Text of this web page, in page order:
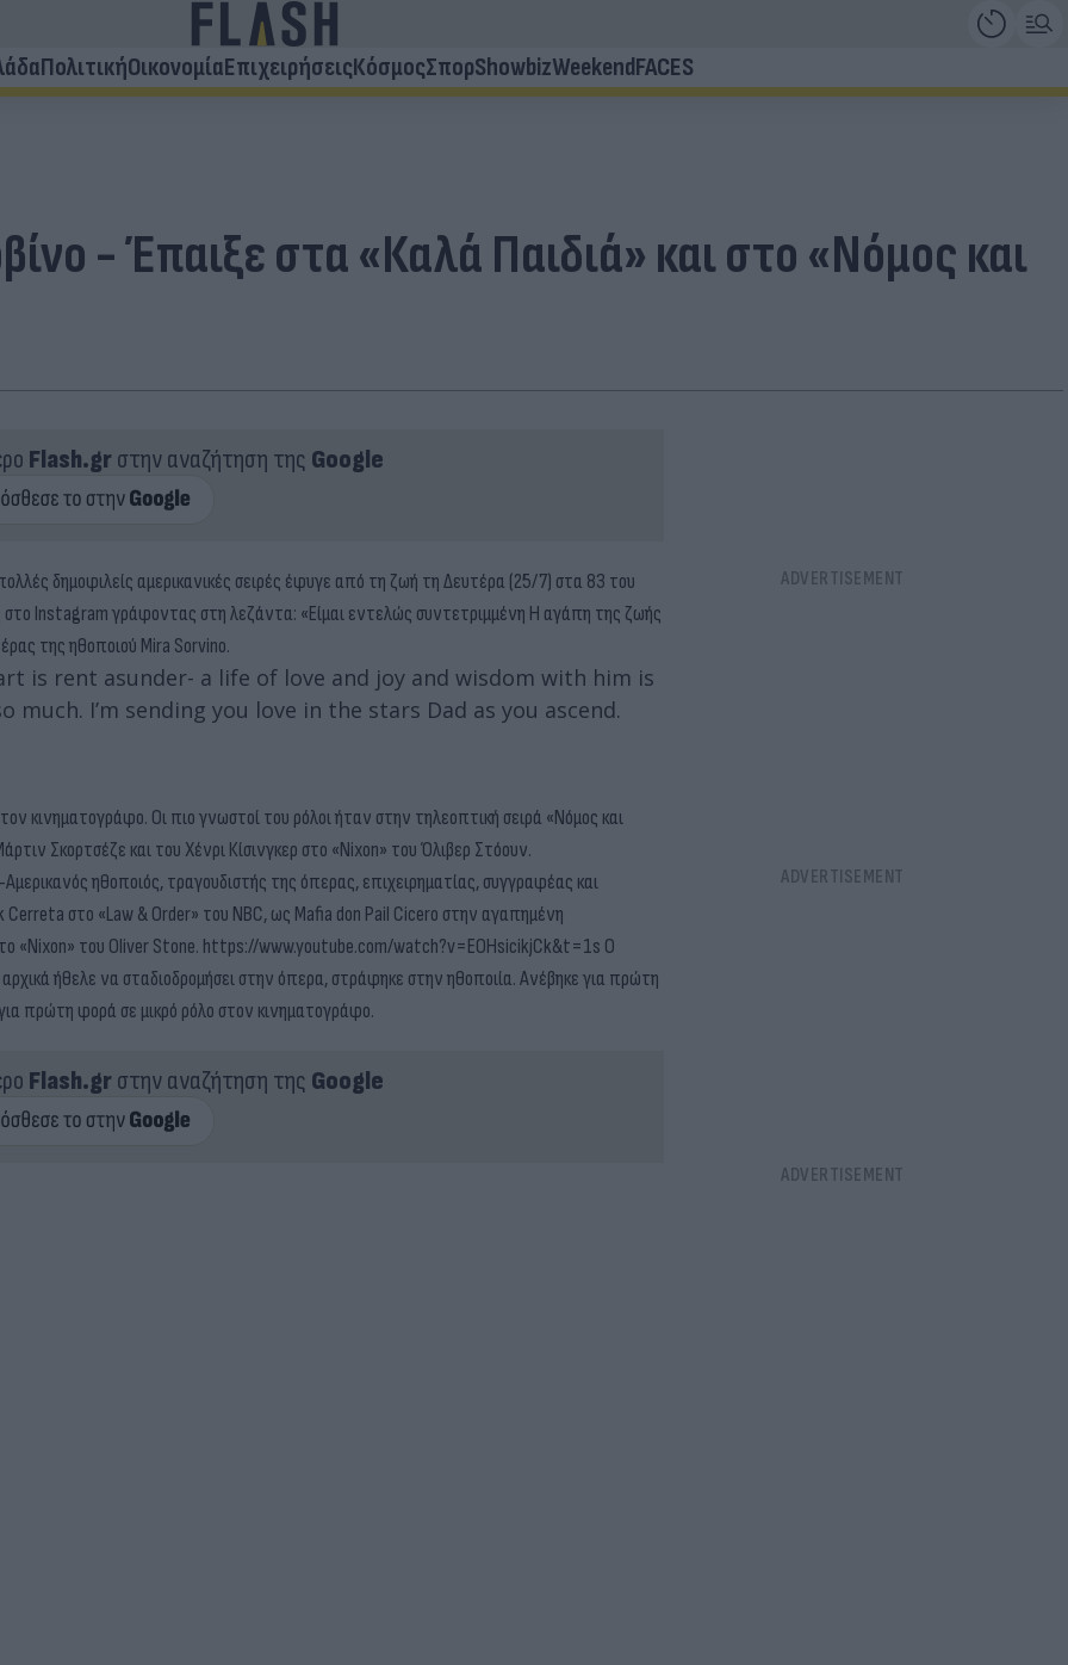
ΠολιτικήΟικονομίαΕπιχειρήσειςΚόσμοςΣπορShowbizWeekendFACES
- Έπαιξε στα «Καλά Παιδιά» και στο «Νόμος και
Flash.grστην αναζήτηση της Google
δημοφιλείς αμερικανικές σειρές έφυγε από τη ζωή τη Δευτέρα (25/7) στα 83 του
Instagram γράφοντας στη λεζάντα: «Είμαι εντελώς συντετριμμένη Η αγάπη της ζωής
της ηθοποιού Mira Sorvino.
is rent asunder- a life of love and joy and wisdom with him is
I’m sending you love in the stars Dad as you ascend.
κινηματογράφο. Οι πιο γνωστοί του ρόλοι ήταν στην τηλεοπτική σειρά «Νόμος και
Σκορτσέζε και του Χένρι Κίσινγκερ στο «Nixon» του Όλιβερ Στόουν.
ηθοποιός, τραγουδιστής της όπερας, επιχειρηματίας, συγγραφέας και
στο «Law & Order» του NBC, ως Mafia don Pail Cicero στην αγαπημένη
«Nixon» του Oliver Stone. https://www.youtube.com/watch?v=EOHsicikjCk&t=1s Ο
ήθελε να σταδιοδρομήσει στην όπερα, στράφηκε στην ηθοποιία. Ανέβηκε για πρώτη
πρώτη φορά σε μικρό ρόλο στον κινηματογράφο.
Flash.grστην αναζήτηση της Google